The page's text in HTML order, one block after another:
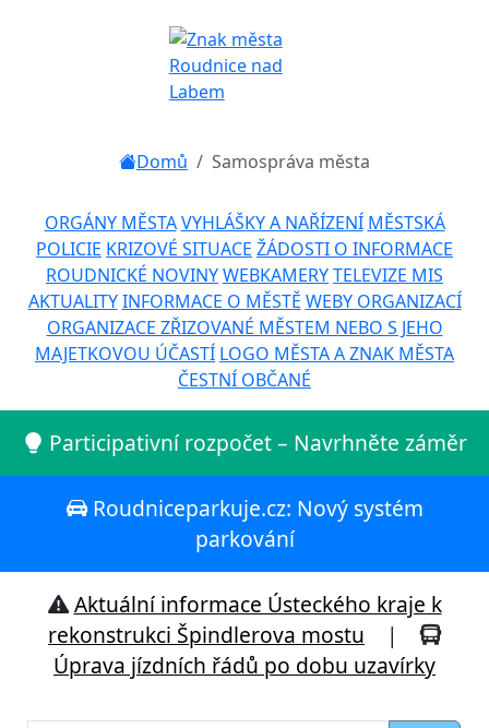
Domů Samospráva města
ORGÁNY MĚSTA VYHLÁŠKY A NAŘÍZENÍ MĚSTSKÁ
POLICIE KRIZOVÉ SITUACE ŽÁDOSTI O INFORMACE
ROUDNICKÉ NOVINYWEBKAMERYTELEVIZE MIS
AKTUALITY INFORMACE O MĚSTĚ WEBY ORGANIZACÍ
ORGANIZACE ZŘIZOVANÉ MĚSTEM NEBO S JEHO
MAJETKOVOU ÚČASTÍ LOGO MĚSTA A ZNAK MĚSTA
ČESTNÍ OBČANÉ
Participativní rozpočet – Navrhněte záměr
Roudniceparkuje.cz: Nový systém
parkování
Aktuální informace Ústeckého kraje k
rekonstrukci Špindlerova mostu |
Úprava jízdních řádů po dobu uzavírky